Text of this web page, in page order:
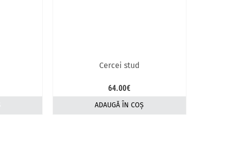
Cercei stud
64.00€
ADAUGĂ ÎN COȘ